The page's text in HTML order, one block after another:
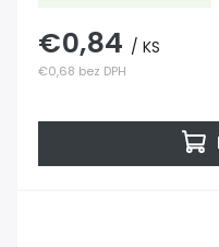
€0,68 bez DPH
€0,84 / KS